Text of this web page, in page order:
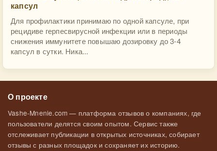
капсул
Для профилактики принимаю по одной капсуле, при
рецидиве герпесвирусной инфекции или в периоды
снижения иммунитете повышаю дозировку до 3-4
капсул в сутки. Ника...
О проекте
Vashe-Mnenie.com — платформа отзывов о компаниях, где
пользователи делятся своим опытом. Сервис также
отслеживает публикации в открытых источниках, собирает
отзывы с разных площадок и сохраняет их историю.